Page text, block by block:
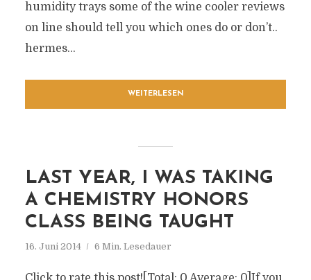
humidity trays some of the wine cooler reviews
on line should tell you which ones do or don’t..
hermes...
WEITERLESEN
LAST YEAR, I WAS TAKING
A CHEMISTRY HONORS
CLASS BEING TAUGHT
16. Juni 2014 6 Min. Lesedauer